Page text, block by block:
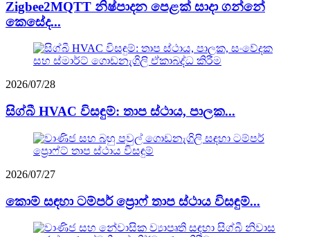
Zigbee2MQTT නිෂ්පාදන පෙළක් සාදා ගන්නේ
කෙසේද...
2026/07/28
සිග්බී HVAC විසඳුම්: තාප ස්ථාය, පාලක...
2026/07/27
කොම් සඳහා ටම්පර් ප්‍රොෆ් තාප ස්ථාය විසඳුම්...